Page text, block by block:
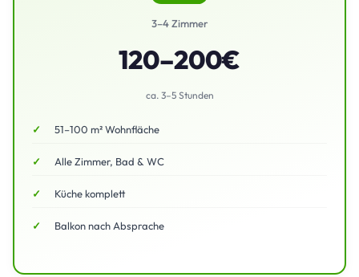
3–4 Zimmer
120–200€
ca. 3–5 Stunden
51–100 m² Wohnfläche
Alle Zimmer, Bad & WC
Küche komplett
Balkon nach Absprache